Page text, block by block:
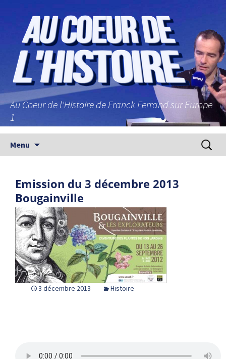
Au Coeur de l'Histoire de Franck Ferrand sur Europe
1
Menu
Emission du 3 décembre 2013
Bougainville
3 décembre 2013 Histoire